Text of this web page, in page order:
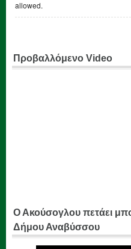
allowed.
Προβαλλόμενο Video
Ο Ακούσογλου πετάει
Δήμου Αναβύσσου